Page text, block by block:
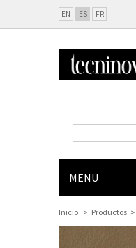
EN ES FR
MENU
Inicio > Productos >